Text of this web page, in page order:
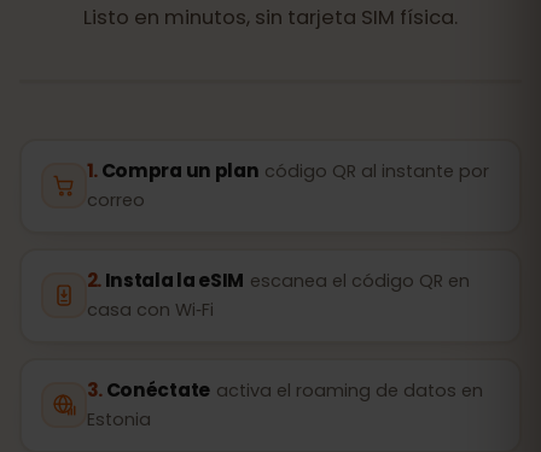
Listo en minutos, sin tarjeta SIM física.
Compra un plan código QR al instante por
correo
Instala la eSIM escanea el código QR en
casa con Wi‑Fi
Conéctate activa el roaming de datos en
Estonia